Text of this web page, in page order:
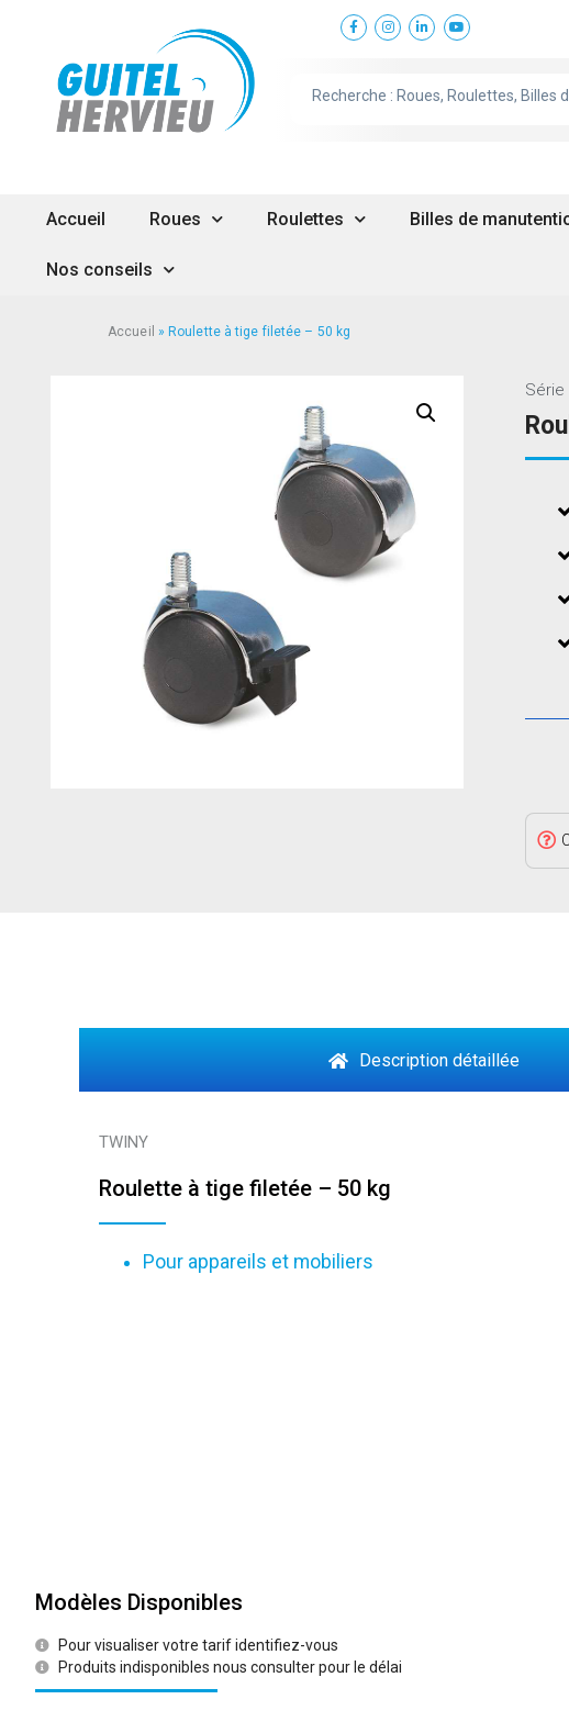
Accueil Roues Roulettes Billes de
Nos conseils
Accueil »Roulette à tige filetée – 50 kg
Série
Description détaillée
TWINY
Roulette à tige filetée – 50 kg
Pour appareils et mobiliers
Modèles Disponibles
Pour visualiser votre tarif identifiez-vous
Produits indisponibles nous consulter pour le délai